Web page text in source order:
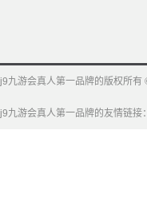
j9九游会真人第一品牌的版权所
j9九游会真人第一品牌的友情链接：